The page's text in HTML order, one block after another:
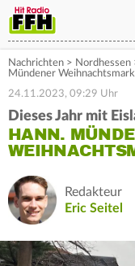
Nachrichten > Nordhessen
Mündener
24.11.2023, 09:29 Uhr
Dieses Jahr mit
HANN.
Redakteur
Eric Seitel